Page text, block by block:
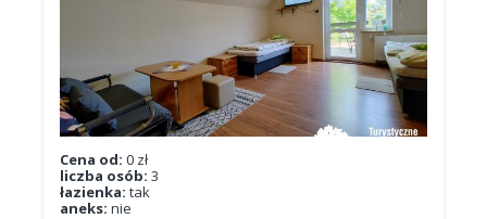
Cena od: 0 zł
liczba osób: 3
łazienka: tak
aneks: nie